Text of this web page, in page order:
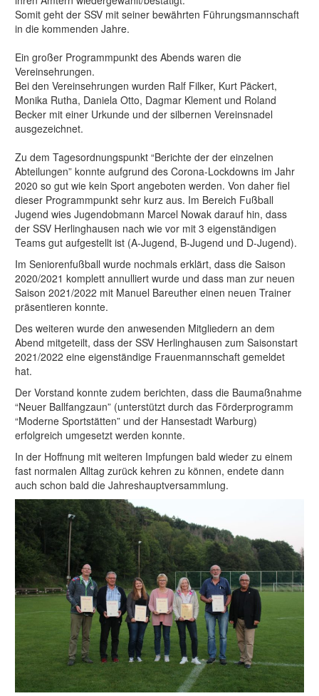
Somit geht der SSV mit seiner bewährten Führungsmannschaft
in die kommenden Jahre.
Ein großer Programmpunkt des Abends waren die
Vereinsehrungen.
Bei den Vereinsehrungen wurden Ralf Filker, Kurt Päckert,
Monika Rutha, Daniela Otto, Dagmar Klement und Roland
Becker mit einer Urkunde und der silbernen Vereinsnadel
ausgezeichnet.
Zu dem Tagesordnungspunkt “Berichte der der einzelnen
Abteilungen” konnte aufgrund des Corona-Lockdowns im Jahr
2020 so gut wie kein Sport angeboten werden. Von daher fiel
dieser Programmpunkt sehr kurz aus. Im Bereich Fußball
Jugend wies Jugendobmann Marcel Nowak darauf hin, dass
der SSV Herlinghausen nach wie vor mit 3 eigenständigen
Teams gut aufgestellt ist (A-Jugend, B-Jugend und D-Jugend).
Im Seniorenfußball wurde nochmals erklärt, dass die Saison
2020/2021 komplett annulliert wurde und dass man zur neuen
Saison 2021/2022 mit Manuel Bareuther einen neuen Trainer
präsentieren konnte.
Des weiteren wurde den anwesenden Mitgliedern an dem
Abend mitgeteilt, dass der SSV Herlinghausen zum Saisonstart
2021/2022 eine eigenständige Frauenmannschaft gemeldet
hat.
Der Vorstand konnte zudem berichten, dass die Baumaßnahme
“Neuer Ballfangzaun” (unterstützt durch das Förderprogramm
“Moderne Sportstätten” und der Hansestadt Warburg)
erfolgreich umgesetzt werden konnte.
In der Hoffnung mit weiteren Impfungen bald wieder zu einem
fast normalen Alltag zurück kehren zu können, endete dann
auch schon bald die Jahreshauptversammlung.